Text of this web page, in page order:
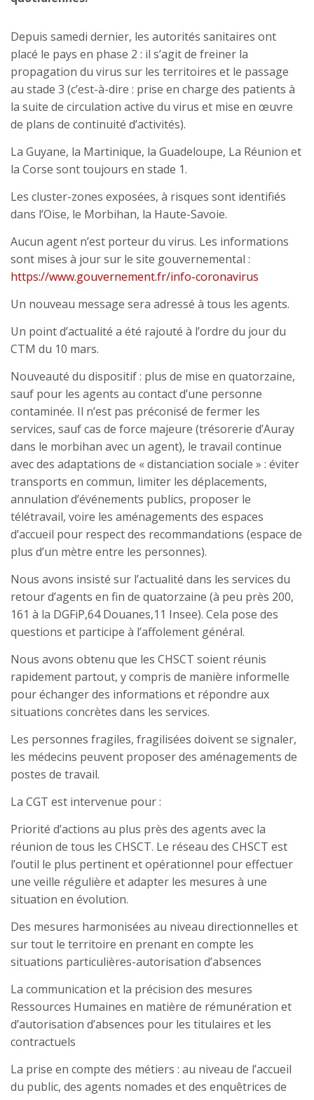
Depuis samedi dernier, les autorités sanitaires ont
placé le pays en phase 2 : il s’agit de freiner la
propagation du virus sur les territoires et le passage
au stade 3 (c’est-à-dire : prise en charge des patients à
la suite de circulation active du virus et mise en œuvre
de plans de continuité d’activités).
La Guyane, la Martinique, la Guadeloupe, La Réunion et
la Corse sont toujours en stade 1.
Les cluster-zones exposées, à risques sont identifiés
dans l’Oise, le Morbihan, la Haute-Savoie.
Aucun agent n’est porteur du virus. Les informations
sont mises à jour sur le site gouvernemental :
https://www.gouvernement.fr/info-coronavirus
Un nouveau message sera adressé à tous les agents.
Un point d’actualité a été rajouté à l’ordre du jour du
CTM du 10 mars.
Nouveauté du dispositif : plus de mise en quatorzaine,
sauf pour les agents au contact d’une personne
contaminée. Il n’est pas préconisé de fermer les
services, sauf cas de force majeure (trésorerie d’Auray
dans le morbihan avec un agent), le travail continue
avec des adaptations de « distanciation sociale » : éviter
transports en commun, limiter les déplacements,
annulation d’événements publics, proposer le
télétravail, voire les aménagements des espaces
d’accueil pour respect des recommandations (espace de
plus d’un mètre entre les personnes).
Nous avons insisté sur l’actualité dans les services du
retour d’agents en fin de quatorzaine (à peu près 200,
161 à la DGFiP,64 Douanes,11 Insee). Cela pose des
questions et participe à l’affolement général.
Nous avons obtenu que les CHSCT soient réunis
rapidement partout, y compris de manière informelle
pour échanger des informations et répondre aux
situations concrètes dans les services.
Les personnes fragiles, fragilisées doivent se signaler,
les médecins peuvent proposer des aménagements de
postes de travail.
La CGT est intervenue pour :
Priorité d’actions au plus près des agents avec la
réunion de tous les CHSCT. Le réseau des CHSCT est
l’outil le plus pertinent et opérationnel pour effectuer
une veille régulière et adapter les mesures à une
situation en évolution.
Des mesures harmonisées au niveau directionnelles et
sur tout le territoire en prenant en compte les
situations particulières-autorisation d’absences
La communication et la précision des mesures
Ressources Humaines en matière de rémunération et
d’autorisation d’absences pour les titulaires et les
contractuels
La prise en compte des métiers : au niveau de l’accueil
du public, des agents nomades et des enquêtrices de